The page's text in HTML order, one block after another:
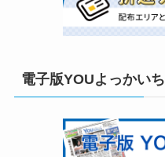
電子版YOUよっかいち